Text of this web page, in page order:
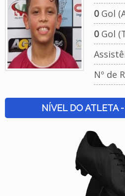
0Gol
0Gol
Nº de
NÍVEL DO ATLETA